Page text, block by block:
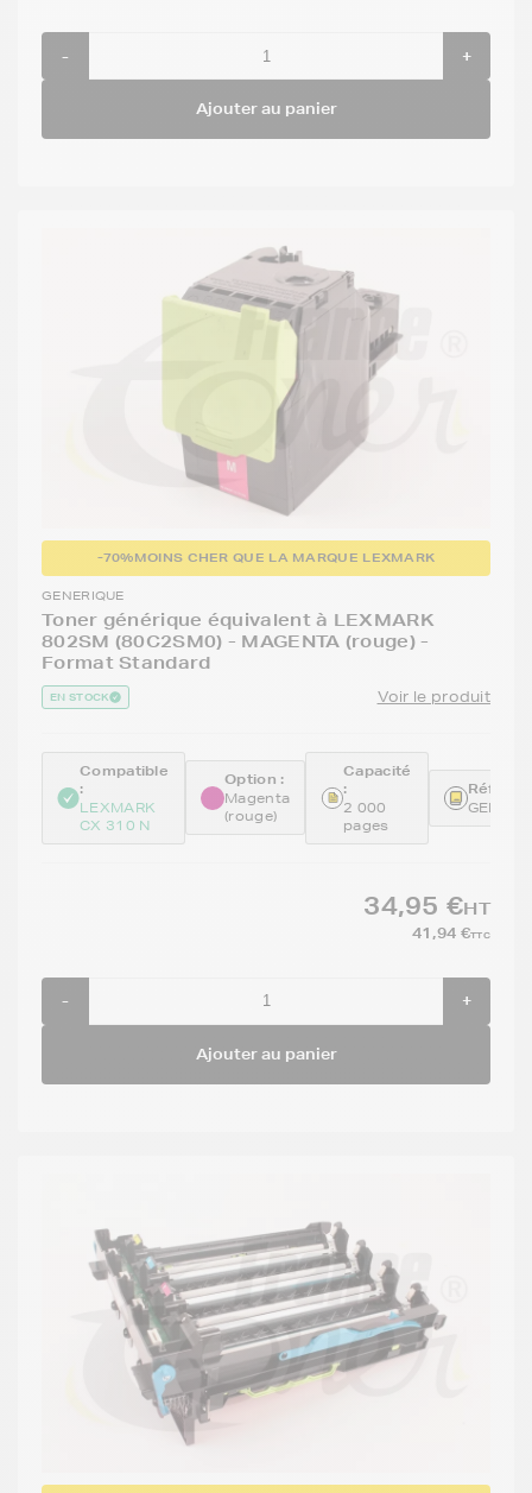
- +
Ajouter au panier
-70%MOINS CHER QUE LA MARQUE LEXMARK
GENERIQUE
Toner générique équivalent à LEXMARK
802SM (80C2SM0) - MAGENTA (rouge) -
Format Standard
EN STOCK Voir le produit
Compatible
:
LEXMARK
CX 310 N
Option :
Magenta
(rouge)
Capacité
:
2 000
pages
34,95 €HT
41,94 €TTC
- +
Ajouter au panier